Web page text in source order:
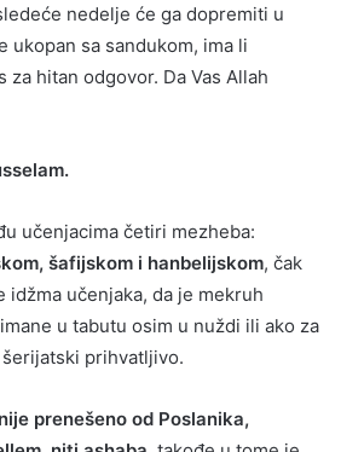
nedelje će ga dopremiti u
ukopan sa sandukom, ima li
za hitan odgovor. Da Vas Allah
učenjacima četiri mezheba:
šafijskom i hanbelijskom, čak
idžma učenjaka, da je mekruh
u tabutu osim u nuždi ili ako za
prihvatljivo.
nije prenešeno od Poslanika,